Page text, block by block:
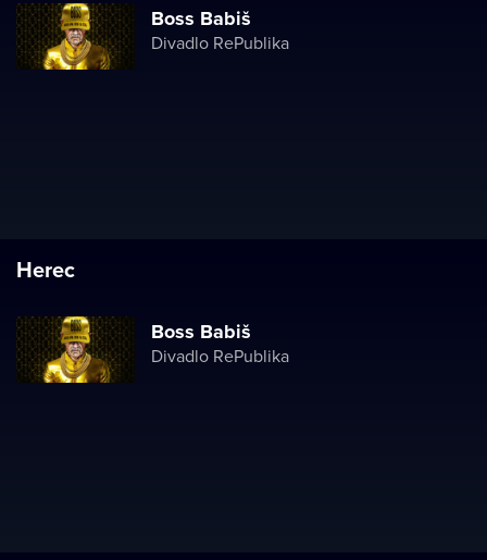
Boss Babiš
Divadlo RePublika
Herec
Boss Babiš
Divadlo RePublika